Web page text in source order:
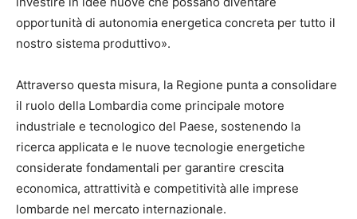
opportunità di autonomia energetica concreta per tutto il
nostro sistema produttivo».
Attraverso questa misura, la Regione punta a consolidare
il ruolo della Lombardia come principale motore
industriale e tecnologico del Paese, sostenendo la
ricerca applicata e le nuove tecnologie energetiche
considerate fondamentali per garantire crescita
economica, attrattività e competitività alle imprese
lombarde nel mercato internazionale.